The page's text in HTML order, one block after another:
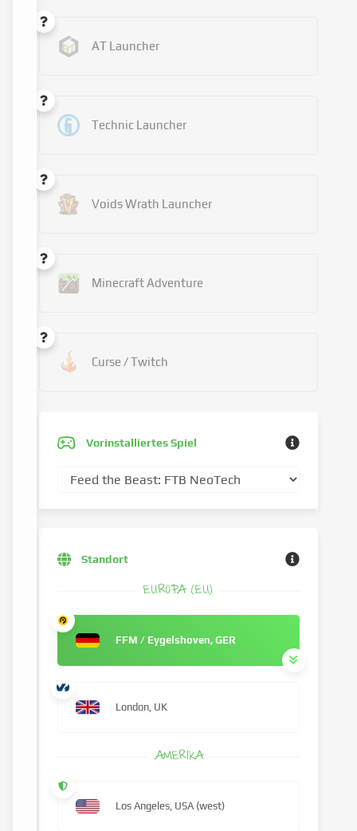
AT Launcher
Technic Launcher
Voids Wrath Launcher
Minecraft Adventure
Curse / Twitch
Vorinstalliertes Spiel
Standort
EUROPA (EU)
FFM / Eygelshoven, GER
London, UK
AMERIKA
Los Angeles, USA (west)